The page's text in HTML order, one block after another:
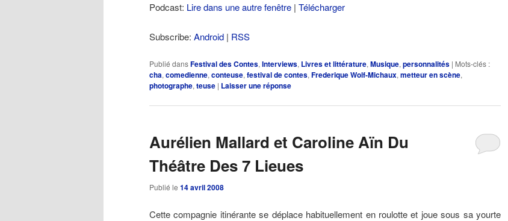
diminuer
Podcast: Lire dans une autre fenêtre | Télécharger
Subscribe: Android | RSS
Publié dansFestival des Contes, Interviews, Livres et littérature, Musique, personnalités | Mots-clés :
cha, comedienne, conteuse, festival de contes, Frederique Wolf-Michaux, metteur en scène,
photographe, teuse | Laisser une réponse
Aurélien Mallard et Caroline Aïn Du
Théâtre Des 7 Lieues
Publié le 14 avril 2008
Cette compagnie itinérante se déplace habituellement en roulotte et joue sous sa yourte